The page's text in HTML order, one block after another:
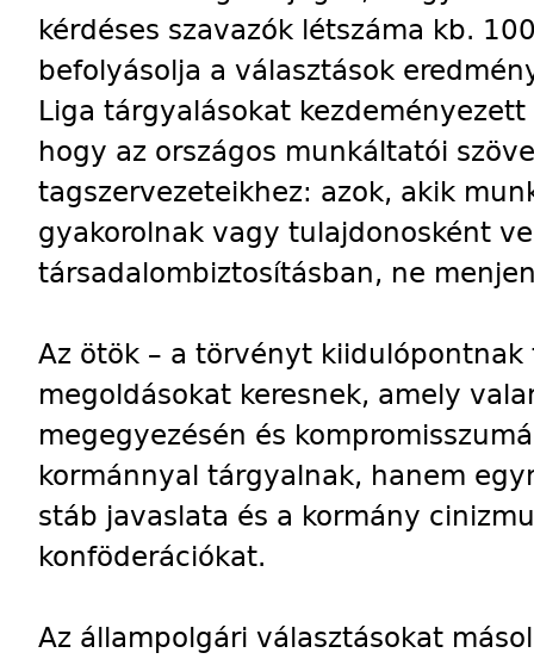
kérdéses szavazók létszáma kb.
befolyásolja a választások
Liga tárgyalásokat
hogy az országos munkáltatói
tagszervezeteikhez: azok, akik
gyakorolnak vagy tulajdonosként
társadalombiztosításban, ne
Az ötök – a törvényt
megoldásokat keresnek, amely
megegyezésén és
kormánnyal tárgyalnak, hanem
stáb javaslata és a kormány
konföderációkat.
Az állampolgári választásokat